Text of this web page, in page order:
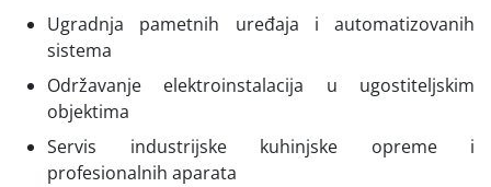
Ugradnja pametnih uređaja i automatizovanih
sistema
Održavanje elektroinstalacija u ugostiteljskim
objektima
Servis industrijske kuhinjske opreme i
profesionalnih aparata